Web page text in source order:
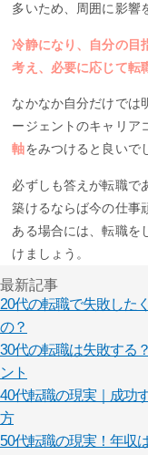
多いため、周囲に影響
冷静になり、自分の目
考え、必要に応じて転
なかなか自分だけでは
ージェントのキャリア
軸をみつけると良いで
必ずしも答えが転職で
築けるならば今の仕事
ある場合には、転職を
けましょう。
最新記事
20代の転職で失敗した
の？
30代の転職は失敗する
ント
40代転職の現実｜成功
方
50代転職の現実！年収